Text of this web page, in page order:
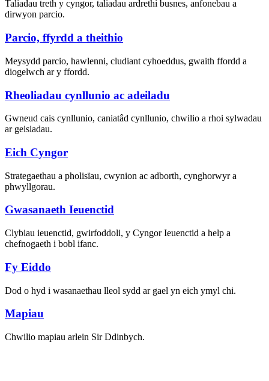
Taliadau treth y cyngor, taliadau ardrethi busnes, anfonebau a
dirwyon parcio.
Parcio, ffyrdd a theithio
Meysydd parcio, hawlenni, cludiant cyhoeddus, gwaith ffordd a
diogelwch ar y ffordd.
Rheoliadau cynllunio ac adeiladu
Gwneud cais cynllunio, caniatâd cynllunio, chwilio a rhoi sylwadau
ar geisiadau.
Eich Cyngor
Strategaethau a pholisïau, cwynion ac adborth, cynghorwyr a
phwyllgorau.
Gwasanaeth Ieuenctid
Clybiau ieuenctid, gwirfoddoli, y Cyngor Ieuenctid a help a
chefnogaeth i bobl ifanc.
Fy Eiddo
Dod o hyd i wasanaethau lleol sydd ar gael yn eich ymyl chi.
Mapiau
Chwilio mapiau arlein Sir Ddinbych.